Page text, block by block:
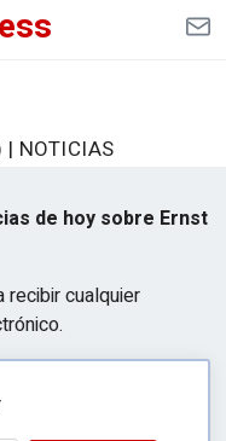
| NOTICIAS
de hoy sobre Ernst
recibir cualquier